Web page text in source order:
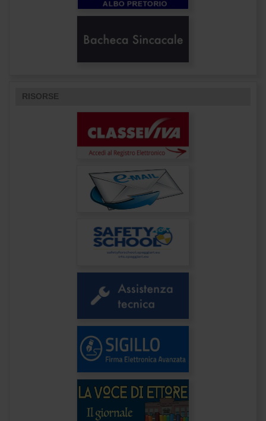
RISORSE